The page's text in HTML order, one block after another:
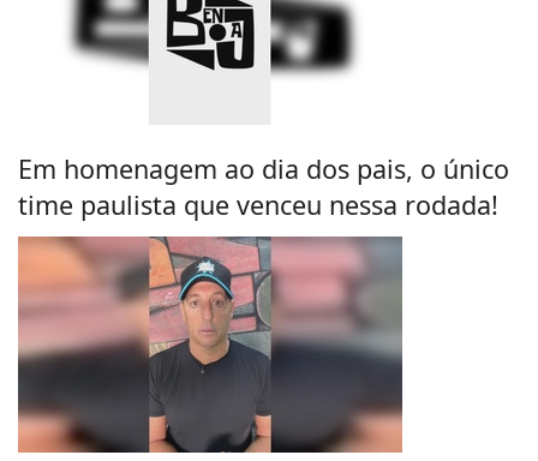
Em homenagem ao dia dos pais, o único
time paulista que venceu nessa rodada!